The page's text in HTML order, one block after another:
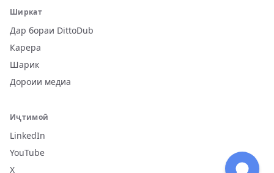
Ширкат
Дар бораи DittoDub
Карера
Шарик
Дороии медиа
Иҷтимоӣ
LinkedIn
YouTube
X